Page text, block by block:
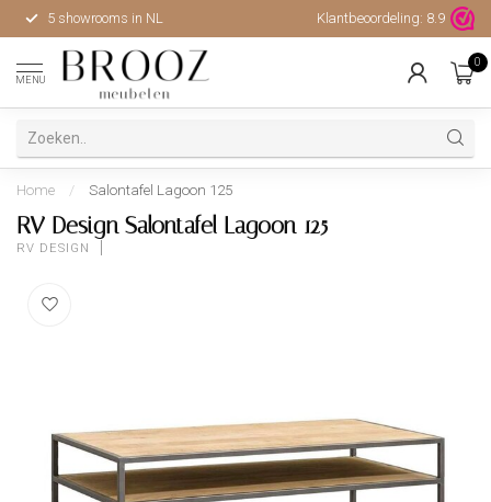
5 showrooms in NL Hoge kwaliteit, uitstekende
Klantbeoordeling: 8.9
MENU
0
Home / Salontafel Lagoon 125
RV Design Salontafel Lagoon 125
RV DESIGN